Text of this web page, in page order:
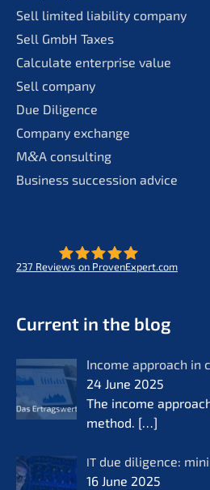
Sell limit­ed liabi­li­ty company
Sell GmbH Taxes
Calcu­la­te enter­pri­se value
Sell compa­ny
Due Diligence
Compa­ny exchange
M&A consul­ting
Business succes­si­on advice
237 Reviews on ProvenExpert.com
Current in the blog
Income approach in
24 June 2025
The income
method. […]
IT due diligence:
16 June 2025